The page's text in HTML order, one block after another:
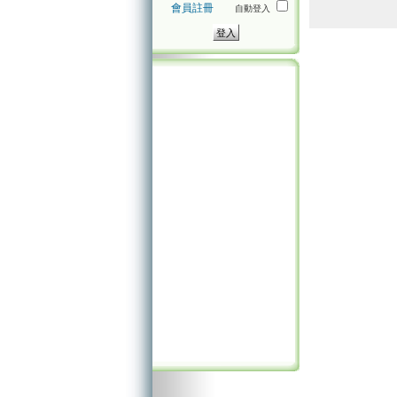
會員註冊 自動登入